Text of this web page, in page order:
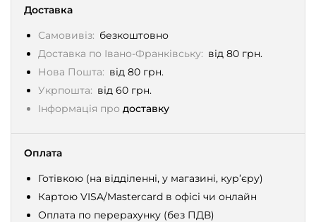
Доставка
Самовивіз: безкоштовно
Доставка по Івано-Франківську: від 80 грн.
Нова Пошта: від 80 грн.
Укрпошта: від 60 грн.
Інформація про доставку
Оплата
Готівкою (на відділенні, у магазині, кур’єру)
Картою VISA/Mastercard в офісі чи онлайн
Оплата по перерахунку (без ПДВ)